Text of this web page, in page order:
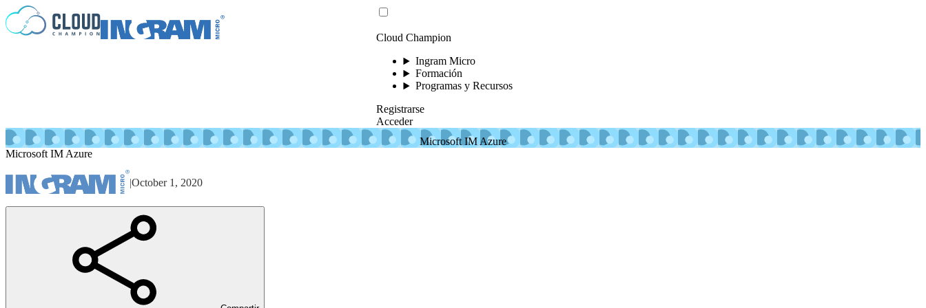
Saltar al contenido
Cloud Champion
Ingram Micro
Formación
Programas y Recursos
Registrarse
Acceder
Microsoft IM Azure
Microsoft IM Azure
|October 1, 2020